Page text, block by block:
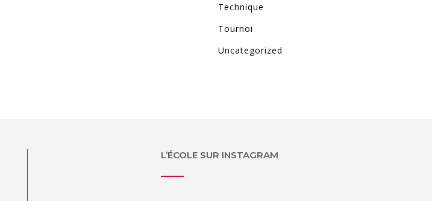
Technique
Tournoi
Uncategorized
L’ÉCOLE SUR INSTAGRAM